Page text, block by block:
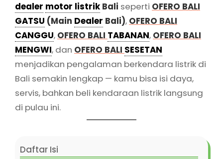
dealer motor listrik Bali seperti OFERO BALI
GATSU (Main Dealer Bali), OFERO BALI
CANGGU, OFERO BALI TABANAN, OFERO BALI
MENGWI, dan OFERO BALI SESETAN
menjadikan pengalaman berkendara listrik di
Bali semakin lengkap — kamu bisa isi daya,
servis, bahkan beli kendaraan listrik langsung
di pulau ini.
Daftar Isi